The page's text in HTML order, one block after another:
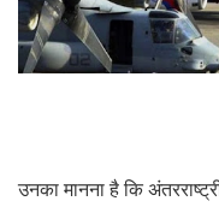
उनका मानना ​​है कि